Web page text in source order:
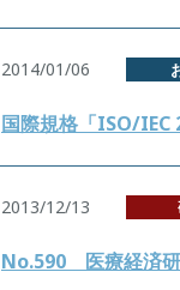
2014/01/06
国際規格「ISO/IEC
2013/12/13
No.590 医療経済研